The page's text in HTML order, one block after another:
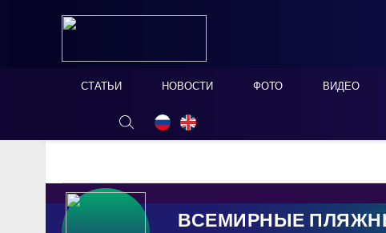
СТАТЬИ НОВОСТИ ФОТО ВИДЕО
ОНЛАЙН ТАБЛО СКРЫТЬ
ВСЕМИРНЫЕ